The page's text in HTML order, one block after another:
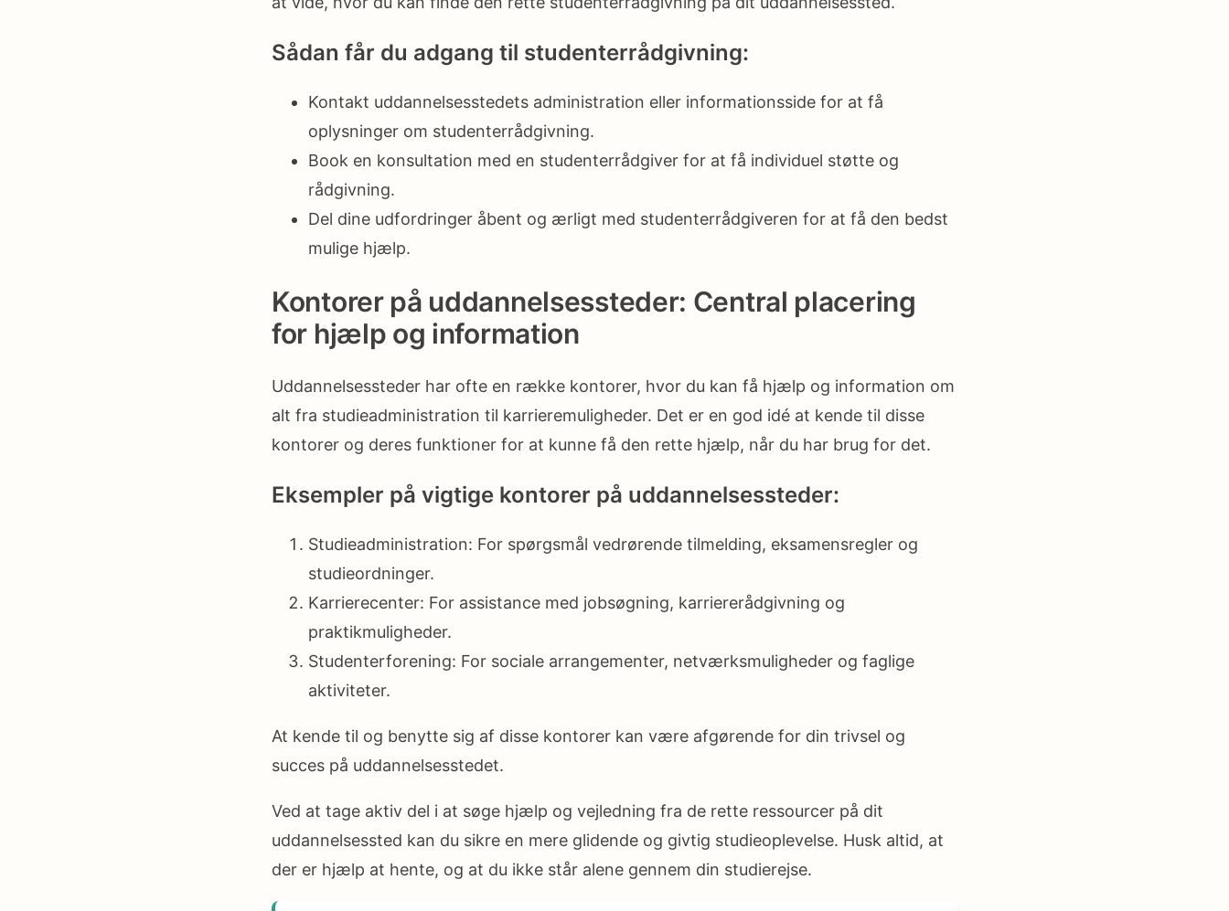
Sådan får du adgang til studenterrådgivning:
Kontakt uddannelsesstedets administration eller informationsside for at få
oplysninger om studenterrådgivning.
Book en konsultation med en studenterrådgiver for at få individuel støtte og
rådgivning.
Del dine udfordringer åbent og ærligt med studenterrådgiveren for at få den bedst
mulige hjælp.
Kontorer på uddannelsessteder: Central placering
for hjælp og information
Uddannelsessteder har ofte en række kontorer, hvor du kan få hjælp og information om
alt fra studieadministration til karrieremuligheder. Det er en god idé at kende til disse
kontorer og deres funktioner for at kunne få den rette hjælp, når du har brug for det.
Eksempler på vigtige kontorer på uddannelsessteder:
Studieadministration: For spørgsmål vedrørende tilmelding, eksamensregler og
studieordninger.
Karrierecenter: For assistance med jobsøgning, karriererådgivning og
praktikmuligheder.
Studenterforening: For sociale arrangementer, netværksmuligheder og faglige
aktiviteter.
At kende til og benytte sig af disse kontorer kan være afgørende for din trivsel og
succes på uddannelsesstedet.
Ved at tage aktiv del i at søge hjælp og vejledning fra de rette ressourcer på dit
uddannelsessted kan du sikre en mere glidende og givtig studieoplevelse. Husk altid, at
der er hjælp at hente, og at du ikke står alene gennem din studierejse.